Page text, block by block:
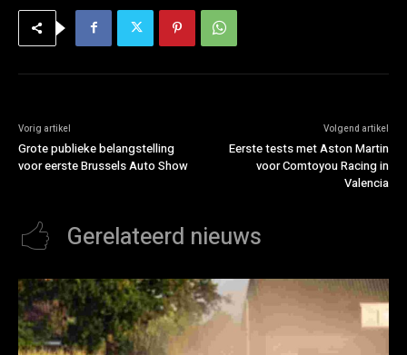
Vorig artikel
Grote publieke belangstelling
voor eerste Brussels Auto Show
Volgend artikel
Eerste tests met Aston Martin
voor Comtoyou Racing in
Valencia
Gerelateerd nieuws